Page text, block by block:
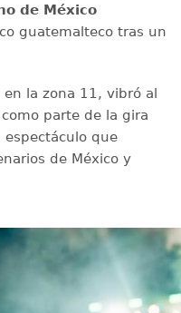
de México
guatemalteco tras un
en la zona 11, vibró al
parte de la gira
que
de México y